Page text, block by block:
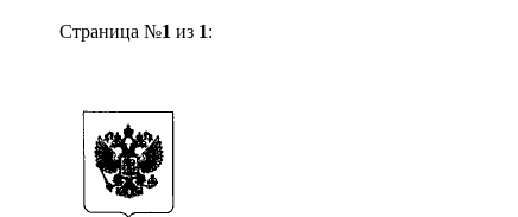
Страница №1 из 1: